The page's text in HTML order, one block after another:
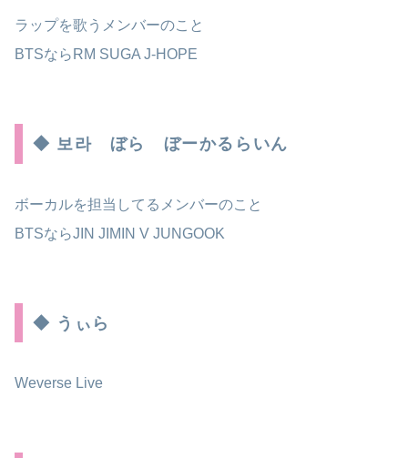
ラップを歌うメンバーのこと
BTSならRM SUGA J-HOPE
◆ 보라 ぼら ぼーかるらいん
ボーカルを担当してるメンバーのこと
BTSならJIN JIMIN V JUNGOOK
◆ うぃら
Weverse Live